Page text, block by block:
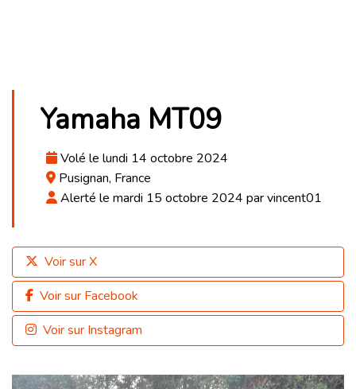
Yamaha MT09
Volé le lundi 14 octobre 2024
Pusignan, France
Alerté le mardi 15 octobre 2024 par vincent01
Voir sur X
Voir sur Facebook
Voir sur Instagram